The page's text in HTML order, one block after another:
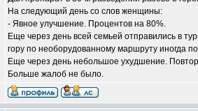
На следующий день со слов женщины:
- Явное улучшение. Процентов на 80%.
Еще через день всей семьей отправились в
гору по необорудованному маршруту иногда
Еще через день небольшое ухудшение.
Больше жалоб не было.